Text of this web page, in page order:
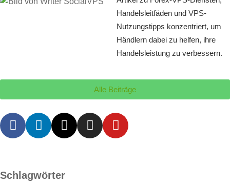
Handelsleitfäden und VPS-
Nutzungstipps konzentriert, um
Händlern dabei zu helfen, ihre
Handelsleistung zu verbessern.
Alle Beiträge
Schlagwörter